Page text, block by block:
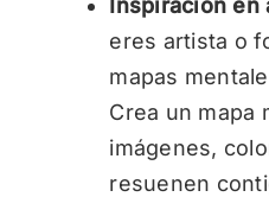
Inspiración en
eres artista o
mapas
Crea un mapa
imágenes,
resuenen